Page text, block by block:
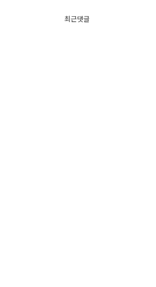
최근댓글